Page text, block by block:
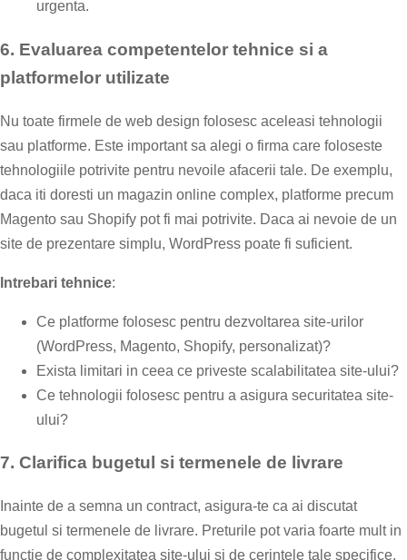
urgenta.
6. Evaluarea competentelor tehnice si a
platformelor utilizate
Nu toate firmele de web design folosesc aceleasi tehnologii
sau platforme. Este important sa alegi o firma care foloseste
tehnologiile potrivite pentru nevoile afacerii tale. De exemplu,
daca iti doresti un magazin online complex, platforme precum
Magento sau Shopify pot fi mai potrivite. Daca ai nevoie de un
site de prezentare simplu, WordPress poate fi suficient.
Intrebari tehnice:
Ce platforme folosesc pentru dezvoltarea site-urilor
(WordPress, Magento, Shopify, personalizat)?
Exista limitari in ceea ce priveste scalabilitatea site-ului?
Ce tehnologii folosesc pentru a asigura securitatea site-
ului?
7. Clarifica bugetul si termenele de livrare
Inainte de a semna un contract, asigura-te ca ai discutat
bugetul si termenele de livrare. Preturile pot varia foarte mult in
functie de complexitatea site-ului si de cerintele tale specifice.